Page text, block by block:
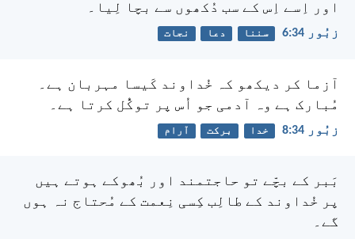
اور اِسے اِس کے سب دُکھوں سے بچا لِیا۔
زبُور 34:‏6 سننا دعا نجات
آزما کر دیکھو کہ خُداوند کَیسا مہربان ہے۔
مُبارک ہے وہ آدمی جو اُس پر توکُّل کرتا ہے۔
زبُور 34:‏8 خدا برکت آرام
بَبر کے بچّے تو حاجتمند اور بُھوکے ہوتے ہیں
پر خُداوند کے طالِب کِسی نِعمت کے مُحتاج نہ ہوں
گے۔